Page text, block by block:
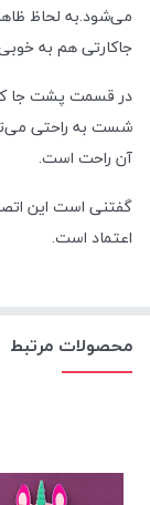
می‌شود.به لحاظ
جاکارتی هم به
در قسمت پشت جا
شست به راحتی
آن راحت است.
گفتنی است این
اعتماد است.
محصولات مرتبط